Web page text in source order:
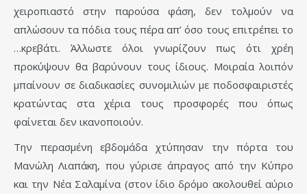
χειροπιαστό στην παρούσα φάση, δεν τολμούν να
απλώσουν τα πόδια τους πέρα απ’ όσο τους επιτρέπει το
…κρεβάτι. Άλλωστε όλοι γνωρίζουν πως ότι χρέη
προκύψουν θα βαρύνουν τους ίδιους. Μοιραία λοιπόν
μπαίνουν σε διαδικασίες συνομιλιών με ποδοσφαιριστές
κρατώντας στα χέρια τους προσφορές που όπως
φαίνεται δεν ικανοποιούν.
Την περασμένη εβδομάδα χτύπησαν την πόρτα του
Μανώλη Λιαπάκη, που γύρισε άπραγος από την Κύπρο
και την Νέα Σαλαμίνα (στον ίδιο δρόμο ακολουθεί αύριο